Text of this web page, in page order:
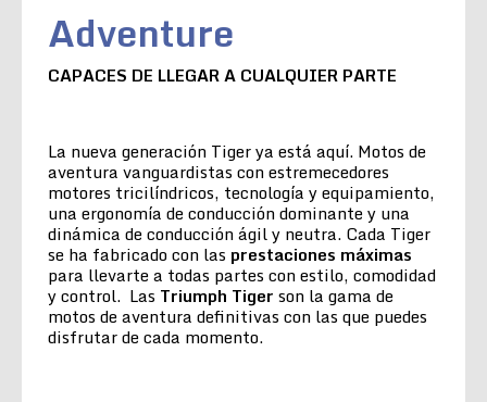
Adventure
CAPACES DE LLEGAR A CUALQUIER PARTE
La nueva generación Tiger ya está aquí. Motos de
aventura vanguardistas con estremecedores
motores tricilíndricos, tecnología y equipamiento,
una ergonomía de conducción dominante y una
dinámica de conducción ágil y neutra. Cada Tiger
se ha fabricado con las prestaciones máximas
para llevarte a todas partes con estilo, comodidad
y control. Las Triumph Tiger son la gama de
motos de aventura definitivas con las que puedes
disfrutar de cada momento.